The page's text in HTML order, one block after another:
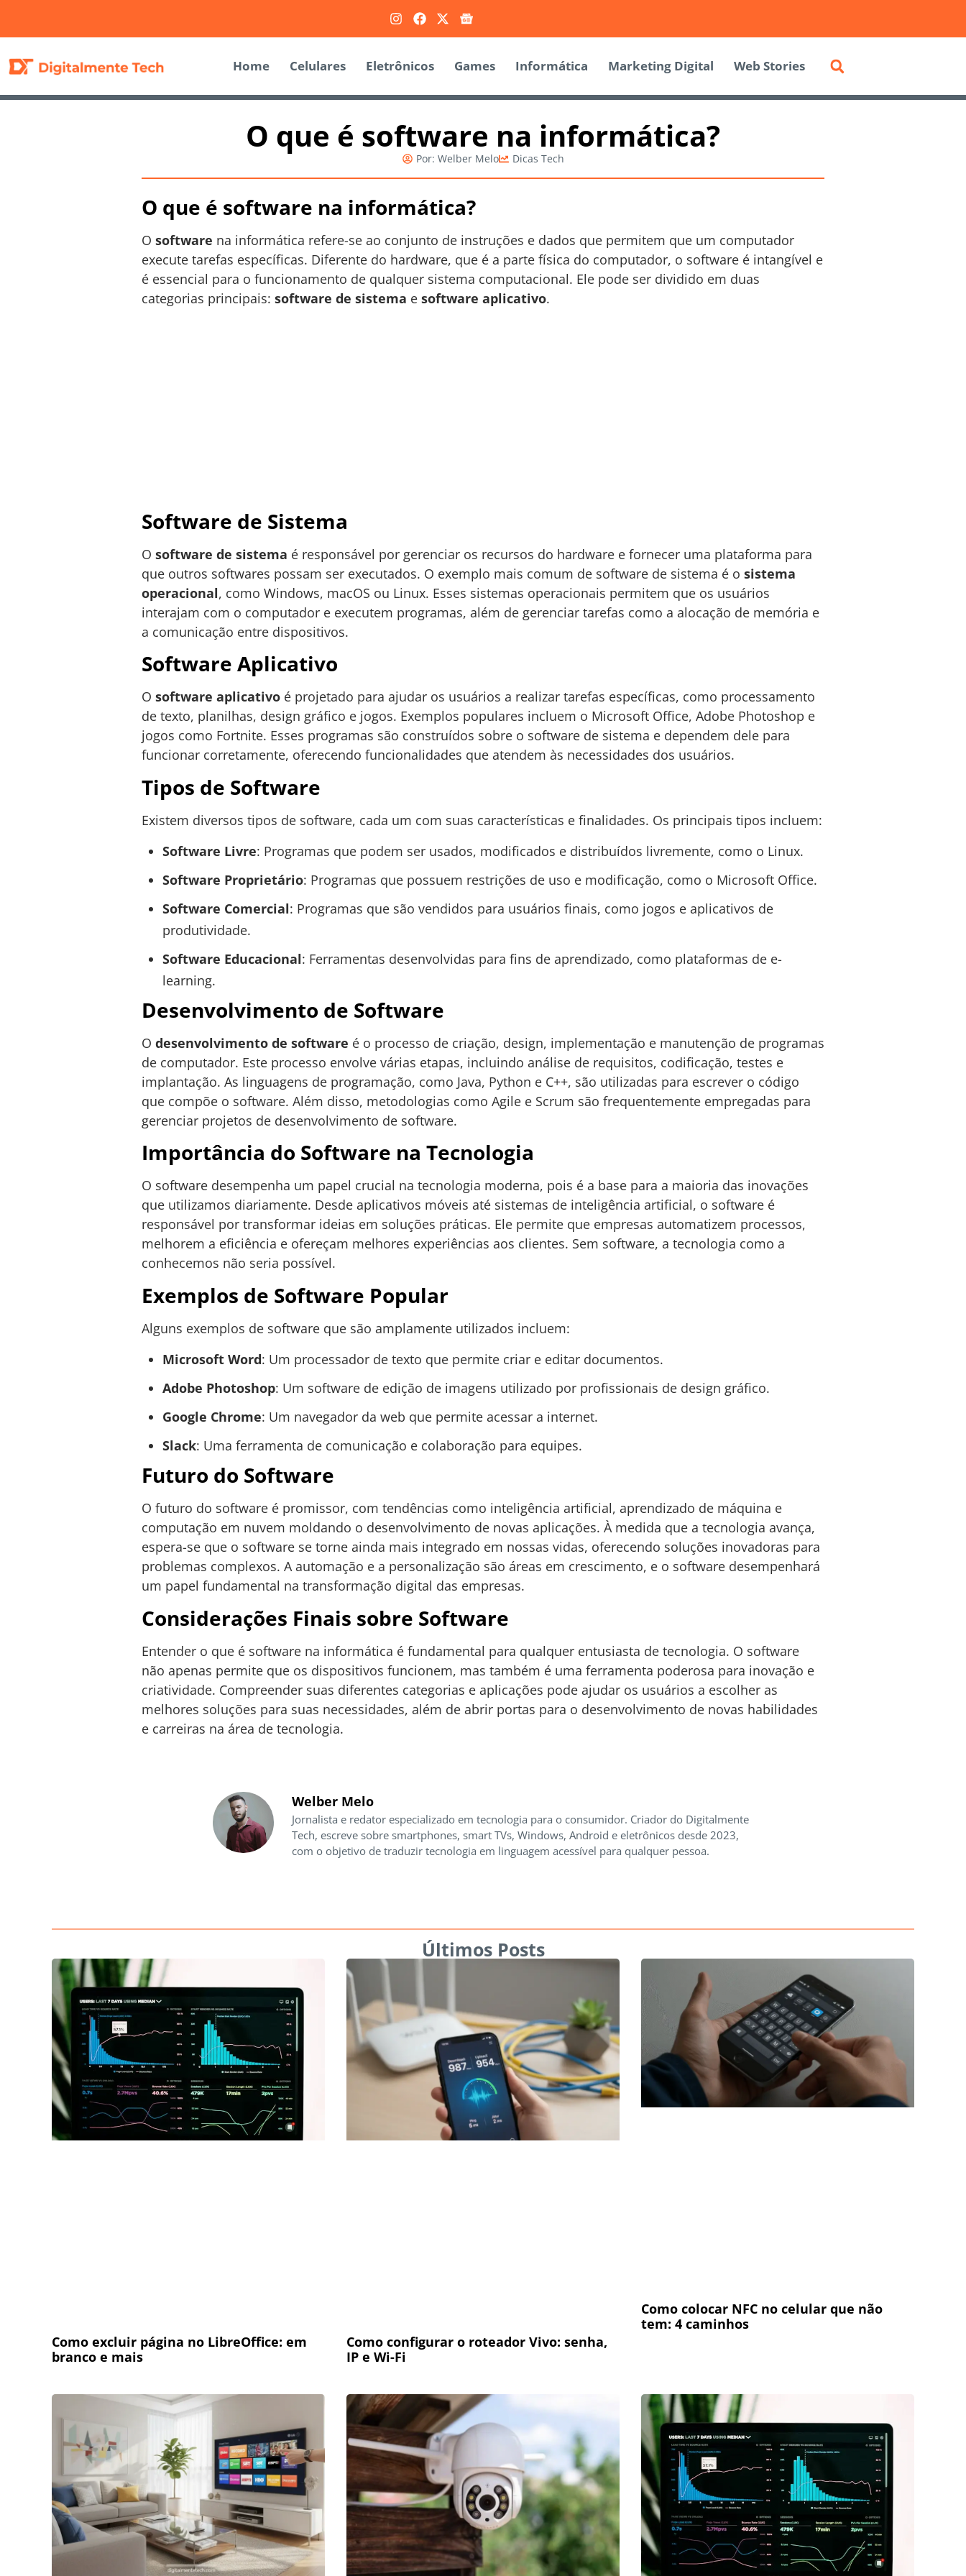
Home Celulares Eletrônicos Games Informática Marketing Digital Web Stories
O que é software na informática?
Por: Welber Melo Dicas Tech
O que é software na informática?
O software na informática refere-se ao conjunto de instruções e dados que permitem que um computador
execute tarefas específicas. Diferente do hardware, que é a parte física do computador, o software é intangível e
é essencial para o funcionamento de qualquer sistema computacional. Ele pode ser dividido em duas
categorias principais: software de sistema e software aplicativo.
Software de Sistema
O software de sistema é responsável por gerenciar os recursos do hardware e fornecer uma plataforma para
que outros softwares possam ser executados. O exemplo mais comum de software de sistema é o sistema
operacional, como Windows, macOS ou Linux. Esses sistemas operacionais permitem que os usuários
interajam com o computador e executem programas, além de gerenciar tarefas como a alocação de memória e
a comunicação entre dispositivos.
Software Aplicativo
O software aplicativo é projetado para ajudar os usuários a realizar tarefas específicas, como processamento
de texto, planilhas, design gráfico e jogos. Exemplos populares incluem o Microsoft Office, Adobe Photoshop e
jogos como Fortnite. Esses programas são construídos sobre o software de sistema e dependem dele para
funcionar corretamente, oferecendo funcionalidades que atendem às necessidades dos usuários.
Tipos de Software
Existem diversos tipos de software, cada um com suas características e finalidades. Os principais tipos incluem:
Software Livre: Programas que podem ser usados, modificados e distribuídos livremente, como o Linux.
Software Proprietário: Programas que possuem restrições de uso e modificação, como o Microsoft Office.
Software Comercial: Programas que são vendidos para usuários finais, como jogos e aplicativos de
produtividade.
Software Educacional: Ferramentas desenvolvidas para fins de aprendizado, como plataformas de e-
learning.
Desenvolvimento de Software
O desenvolvimento de software é o processo de criação, design, implementação e manutenção de programas
de computador. Este processo envolve várias etapas, incluindo análise de requisitos, codificação, testes e
implantação. As linguagens de programação, como Java, Python e C++, são utilizadas para escrever o código
que compõe o software. Além disso, metodologias como Agile e Scrum são frequentemente empregadas para
gerenciar projetos de desenvolvimento de software.
Importância do Software na Tecnologia
O software desempenha um papel crucial na tecnologia moderna, pois é a base para a maioria das inovações
que utilizamos diariamente. Desde aplicativos móveis até sistemas de inteligência artificial, o software é
responsável por transformar ideias em soluções práticas. Ele permite que empresas automatizem processos,
melhorem a eficiência e ofereçam melhores experiências aos clientes. Sem software, a tecnologia como a
conhecemos não seria possível.
Exemplos de Software Popular
Alguns exemplos de software que são amplamente utilizados incluem:
Microsoft Word: Um processador de texto que permite criar e editar documentos.
Adobe Photoshop: Um software de edição de imagens utilizado por profissionais de design gráfico.
Google Chrome: Um navegador da web que permite acessar a internet.
Slack: Uma ferramenta de comunicação e colaboração para equipes.
Futuro do Software
O futuro do software é promissor, com tendências como inteligência artificial, aprendizado de máquina e
computação em nuvem moldando o desenvolvimento de novas aplicações. À medida que a tecnologia avança,
espera-se que o software se torne ainda mais integrado em nossas vidas, oferecendo soluções inovadoras para
problemas complexos. A automação e a personalização são áreas em crescimento, e o software desempenhará
um papel fundamental na transformação digital das empresas.
Considerações Finais sobre Software
Entender o que é software na informática é fundamental para qualquer entusiasta de tecnologia. O software
não apenas permite que os dispositivos funcionem, mas também é uma ferramenta poderosa para inovação e
criatividade. Compreender suas diferentes categorias e aplicações pode ajudar os usuários a escolher as
melhores soluções para suas necessidades, além de abrir portas para o desenvolvimento de novas habilidades
e carreiras na área de tecnologia.
Welber Melo
Jornalista e redator especializado em tecnologia para o consumidor. Criador do Digitalmente
Tech, escreve sobre smartphones, smart TVs, Windows, Android e eletrônicos desde 2023,
com o objetivo de traduzir tecnologia em linguagem acessível para qualquer pessoa.
Últimos Posts
Como excluir página no LibreOffice: em
branco e mais
Como configurar o roteador Vivo: senha,
IP e Wi-Fi
Como colocar NFC no celular que não
tem: 4 caminhos